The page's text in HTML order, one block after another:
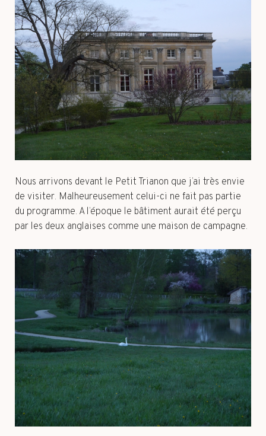
Nous arrivons devant le Petit Trianon que j’ai très envie
de visiter. Malheureusement celui-ci ne fait pas partie
du programme. A l’époque le bâtiment aurait été perçu
par les deux anglaises comme une maison de campagne.